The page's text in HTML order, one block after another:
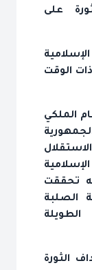
على
الوقت
الملكي
تحققت
الصلبة
الثورة